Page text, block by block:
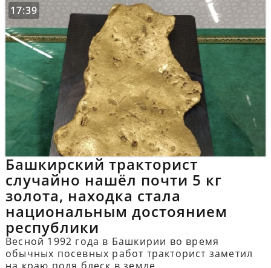
17:39
Башкирский тракторист
случайно нашёл почти 5 кг
золота, находка стала
национальным достоянием
республики
Весной 1992 года в Башкирии во время
обычных посевных работ тракторист заметил